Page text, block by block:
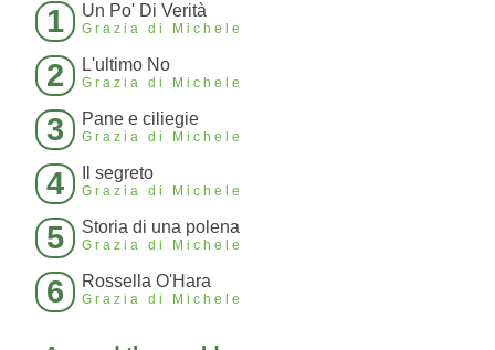
1 Un Po' Di Verità
Grazia di Michele
2 L'ultimo No
Grazia di Michele
3 Pane e ciliegie
Grazia di Michele
4 Il segreto
Grazia di Michele
5 Storia di una polena
Grazia di Michele
6 Rossella O'Hara
Grazia di Michele